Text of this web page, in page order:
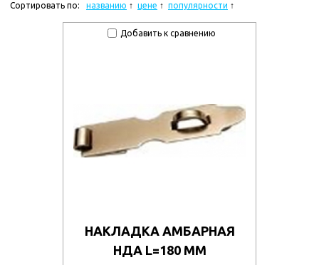
Сортировать по: названию цене популярности
Добавить к сравнению
НАКЛАДКА АМБАРНАЯ
НДА L=180 ММ